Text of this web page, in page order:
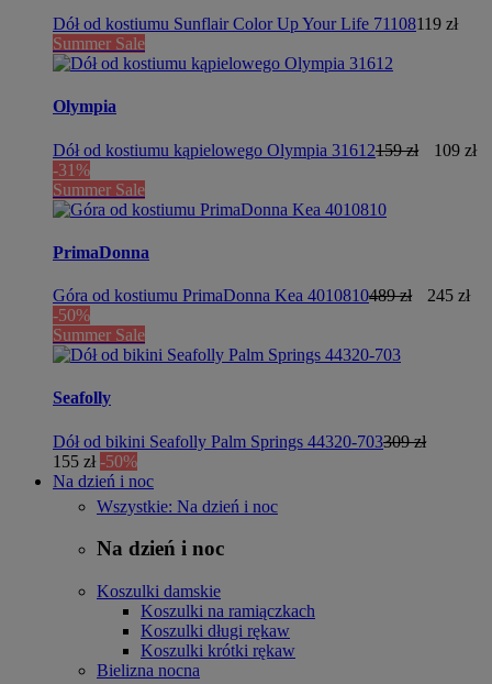
Dół od kostiumu Sunflair Color Up Your Life 71108119 zł
Summer Sale
Olympia
Dół od kostiumu kąpielowego Olympia 31612159 zł
109 zł
-31%
Summer Sale
PrimaDonna
Góra od kostiumu PrimaDonna Kea 4010810489 zł
245 zł
-50%
Summer Sale
Seafolly
Dół od bikini Seafolly Palm Springs 44320-703309 zł
155 zł -50%
Na dzień i noc
Wszystkie: Na dzień i noc
Na dzień i noc
Koszulki damskie
Koszulki na ramiączkach
Koszulki długi rękaw
Koszulki krótki rękaw
Bielizna nocna